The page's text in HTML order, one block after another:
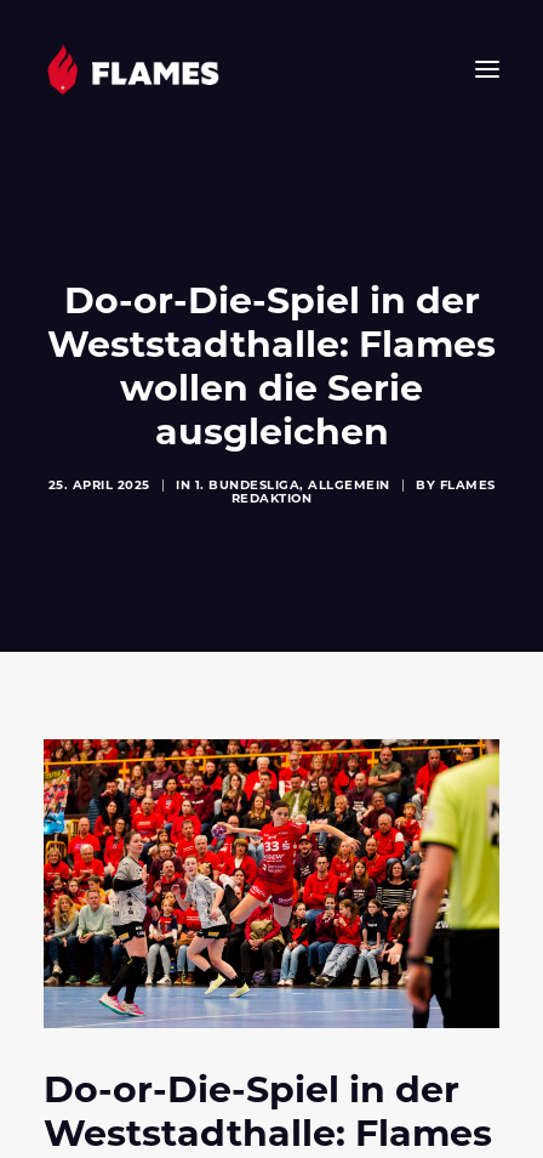
JUNIOR FLAMES
JUGEND
SPONSOREN & PARTNER
TICKETS
Do-or-Die-Spiel in der
Weststadthalle: Flames
wollen die Serie
ausgleichen
25. APRIL 2025 IN 1. BUNDESLIGA, ALLGEMEIN BY FLAMES
REDAKTION
Do-or-Die-Spiel in der
Weststadthalle: Flames